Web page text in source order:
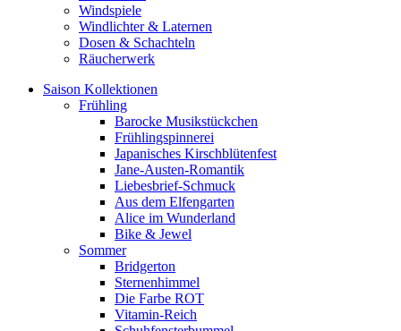
Windspiele
Windlichter & Laternen
Dosen & Schachteln
Räucherwerk
Saison Kollektionen
Frühling
Barocke Musikstückchen
Frühlingspinnerei
Japanisches Kirschblütenfest
Jane-Austen-Romantik
Liebesbrief-Schmuck
Aus dem Elfengarten
Alice im Wunderland
Bike & Jewel
Sommer
Bridgerton
Sternenhimmel
Die Farbe ROT
Vitamin-Reich